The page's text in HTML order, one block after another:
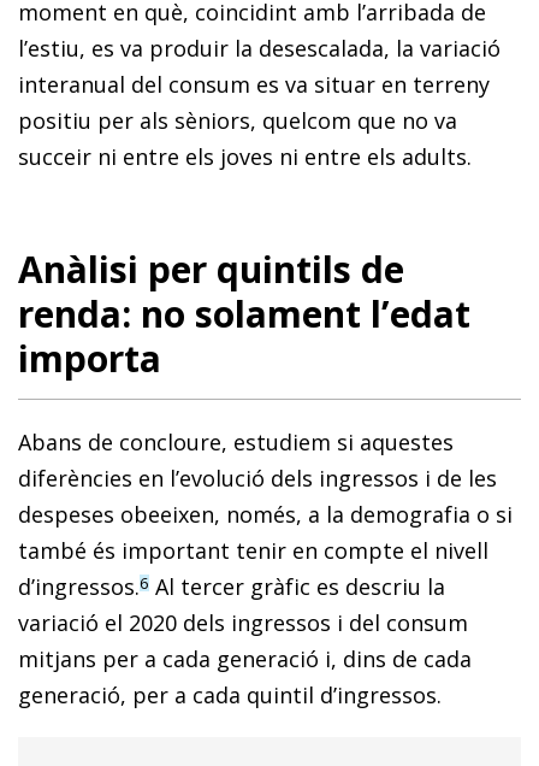
moment en què, coincidint amb l’arribada de
l’estiu, es va produir la desescalada, la variació
interanual del consum es va situar en terreny
positiu per als sèniors, quelcom que no va
succeir ni entre els joves ni entre els adults.
Anàlisi per quintils de
renda: no solament l’edat
importa
Abans de concloure, estudiem si aquestes
diferències en l’evolució dels ingressos i de les
despeses obeeixen, només, a la demografia o si
també és important tenir en compte el nivell
d’ingressos.6 Al tercer gràfic es descriu la
variació el 2020 dels ingressos i del consum
mitjans per a cada generació i, dins de cada
generació, per a cada quintil d’ingressos.